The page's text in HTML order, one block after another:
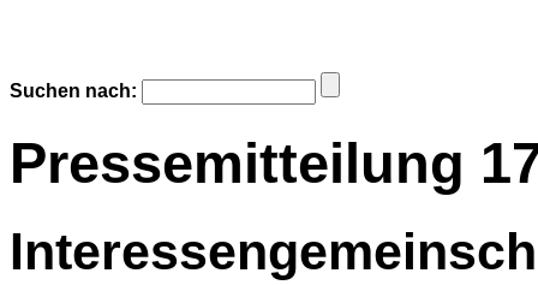
Suchen nach:
Pressemitteilung